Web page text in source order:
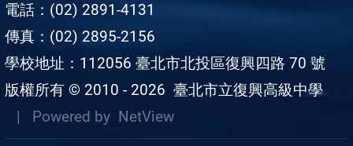
電話：(02) 2891-4131
傳真：(02) 2895-2156
學校地址：112056 臺北市北投區復興四路 70 號
版權所有 © 2010 - 2026 臺北市立復興高級中學
| Powered by NetView